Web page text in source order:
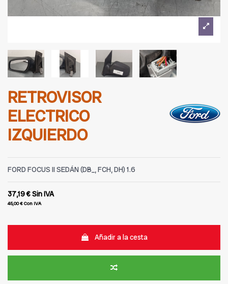
RETROVISOR
ELECTRICO
IZQUIERDO
FORD FOCUS II SEDÁN (DB_, FCH, DH) 1.6
37,19 €Sin IVA
45,00 €Con IVA
Añadir a la cesta